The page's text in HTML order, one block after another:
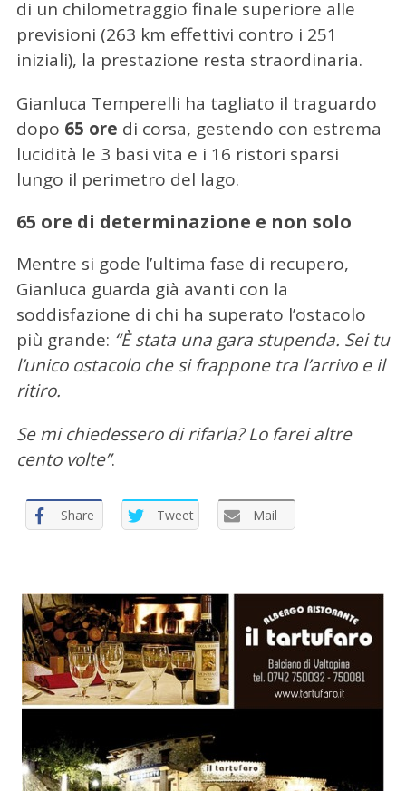
di un chilometraggio finale superiore alle
previsioni (263 km effettivi contro i 251
iniziali), la prestazione resta straordinaria.
Gianluca Temperelli ha tagliato il traguardo
dopo 65 ore di corsa, gestendo con estrema
lucidità le 3 basi vita e i 16 ristori sparsi
lungo il perimetro del lago.
65 ore di determinazione e non solo
Mentre si gode l’ultima fase di recupero,
Gianluca guarda già avanti con la
soddisfazione di chi ha superato l’ostacolo
più grande: “È stata una gara stupenda. Sei tu
l’unico ostacolo che si frappone tra l’arrivo e il
ritiro.
Se mi chiedessero di rifarla? Lo farei altre
cento volte”.
Share Tweet Mail